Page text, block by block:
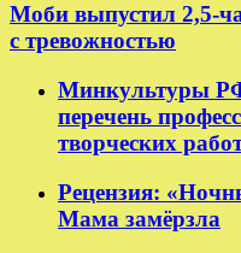
Моби выпустил 2,5-
с тревожностью
Минкультуры РФ
перечень
творческих
Рецензия:
Мама замёрзла